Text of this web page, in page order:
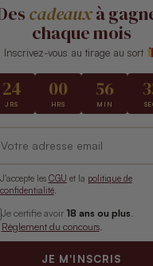
cadeauxà
chaque mois
Inscrivez-vous au tirage au sort
24
JRS
00
HRS
56
MIN
J'accepte les CGU et la politique de
confidentialité.
Je certifie avoir 18 ans ou plus
Règlement du concours.
JE M'INSCRIS